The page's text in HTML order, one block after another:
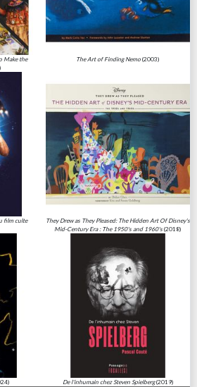
Make the
The Art of Finding Nemo (2003)
film culte
They Drew as They Pleased: The Hidden Art Of Disney's
Mid-Century Era : The 1950's and 1960's (2018)
De l'inhumain chez Steven Spielberg(2019)